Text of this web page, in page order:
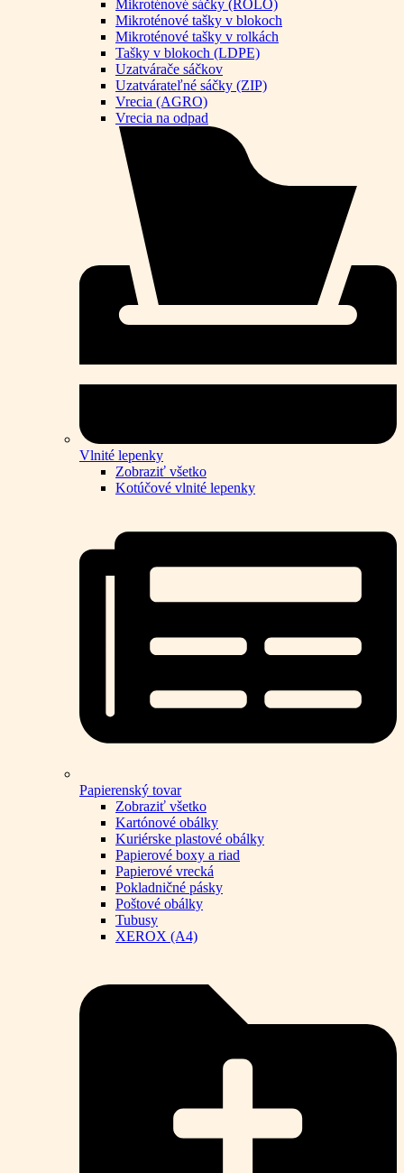
Mikroténové sáčky (ROLO)
Mikroténové tašky v blokoch
Mikroténové tašky v rolkách
Tašky v blokoch (LDPE)
Uzatvárače sáčkov
Uzatvárateľné sáčky (ZIP)
Vrecia (AGRO)
Vrecia na odpad
Vlnité lepenky
Zobraziť všetko
Kotúčové vlnité lepenky
Papierenský tovar
Zobraziť všetko
Kartónové obálky
Kuriérske plastové obálky
Papierové boxy a riad
Papierové vrecká
Pokladničné pásky
Poštové obálky
Tubusy
XEROX (A4)